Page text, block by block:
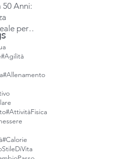
50 Anni:
per
con
cardio
#Agilità
#Allenamento
#AttivitàFisica
#Calorie